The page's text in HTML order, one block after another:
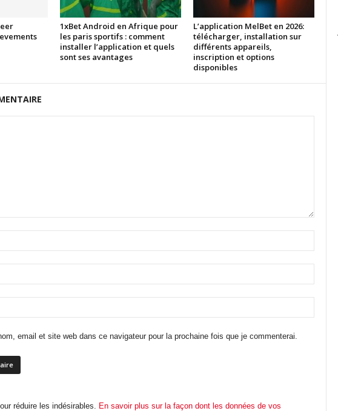
1xBet Android en Afrique pour
les paris sportifs : comment
installer l’application et quels
sont ses avantages
L’application MelBet en 2026:
télécharger, installation sur
différents appareils,
inscription et options
disponibles
email et site web dans ce navigateur pour la prochaine fois que je commenterai.
réduire les indésirables. En savoir plus sur la façon dont les données de vos